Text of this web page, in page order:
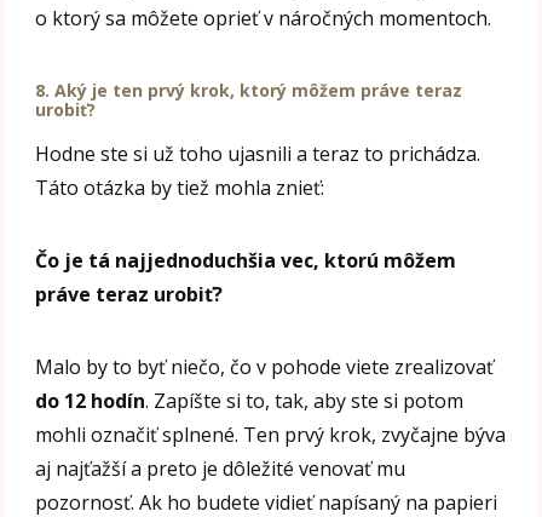
o ktorý sa môžete oprieť v náročných momentoch.
8. Aký je ten prvý krok, ktorý môžem práve teraz
urobiť?
Hodne ste si už toho ujasnili a teraz to prichádza.
Táto otázka by tiež mohla znieť:
Čo je tá najjednoduchšia vec, ktorú môžem
práve teraz urobiť?
Malo by to byť niečo, čo v pohode viete zrealizovať
do 12 hodín. Zapíšte si to, tak, aby ste si potom
mohli označiť splnené. Ten prvý krok, zvyčajne býva
aj najťažší a preto je dôležité venovať mu
pozornosť. Ak ho budete vidieť napísaný na papieri